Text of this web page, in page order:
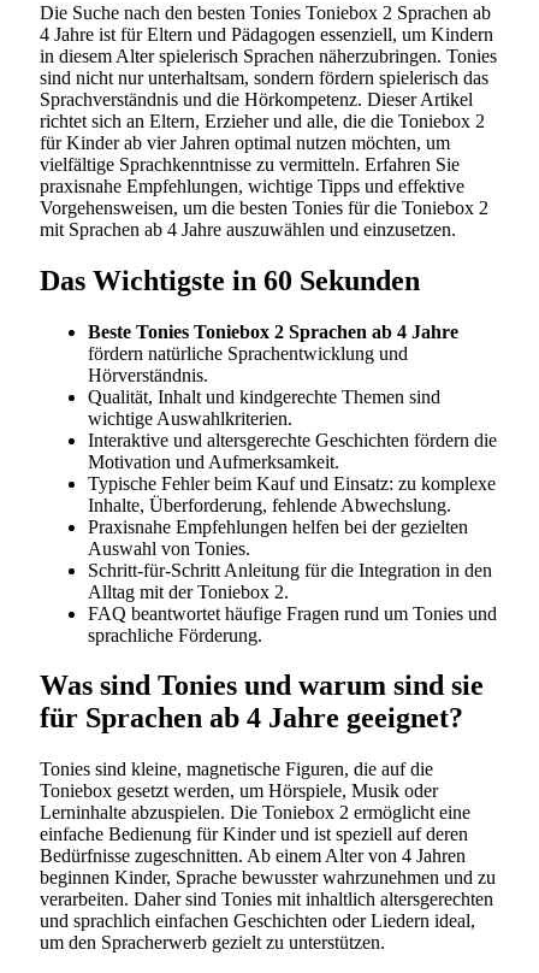
Die Suche nach den besten Tonies Toniebox 2 Sprachen ab
4 Jahre ist für Eltern und Pädagogen essenziell, um Kindern
in diesem Alter spielerisch Sprachen näherzubringen. Tonies
sind nicht nur unterhaltsam, sondern fördern spielerisch das
Sprachverständnis und die Hörkompetenz. Dieser Artikel
richtet sich an Eltern, Erzieher und alle, die die Toniebox 2
für Kinder ab vier Jahren optimal nutzen möchten, um
vielfältige Sprachkenntnisse zu vermitteln. Erfahren Sie
praxisnahe Empfehlungen, wichtige Tipps und effektive
Vorgehensweisen, um die besten Tonies für die Toniebox 2
mit Sprachen ab 4 Jahre auszuwählen und einzusetzen.
Das Wichtigste in 60 Sekunden
Beste Tonies Toniebox 2 Sprachen ab 4 Jahre
fördern natürliche Sprachentwicklung und
Hörverständnis.
Qualität, Inhalt und kindgerechte Themen sind
wichtige Auswahlkriterien.
Interaktive und altersgerechte Geschichten fördern die
Motivation und Aufmerksamkeit.
Typische Fehler beim Kauf und Einsatz: zu komplexe
Inhalte, Überforderung, fehlende Abwechslung.
Praxisnahe Empfehlungen helfen bei der gezielten
Auswahl von Tonies.
Schritt-für-Schritt Anleitung für die Integration in den
Alltag mit der Toniebox 2.
FAQ beantwortet häufige Fragen rund um Tonies und
sprachliche Förderung.
Was sind Tonies und warum sind sie
für Sprachen ab 4 Jahre geeignet?
Tonies sind kleine, magnetische Figuren, die auf die
Toniebox gesetzt werden, um Hörspiele, Musik oder
Lerninhalte abzuspielen. Die Toniebox 2 ermöglicht eine
einfache Bedienung für Kinder und ist speziell auf deren
Bedürfnisse zugeschnitten. Ab einem Alter von 4 Jahren
beginnen Kinder, Sprache bewusster wahrzunehmen und zu
verarbeiten. Daher sind Tonies mit inhaltlich altersgerechten
und sprachlich einfachen Geschichten oder Liedern ideal,
um den Spracherwerb gezielt zu unterstützen.